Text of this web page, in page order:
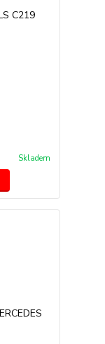
Skladem